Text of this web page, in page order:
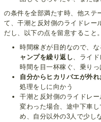
の条件を全部満たす時、他ステ
て、干潮と反対側のライドレー
だし、以下の点を留意すること。
時間稼ぎが目的なので、な
ャンプを繰り返し、ライ
時間を目一杯稼ぐ、乗り
自分からヒカリバエが外
処理をしに向かう
干潮と反対側のライドレ
変わった場合、途中下車
め、自分以外の3人で少し